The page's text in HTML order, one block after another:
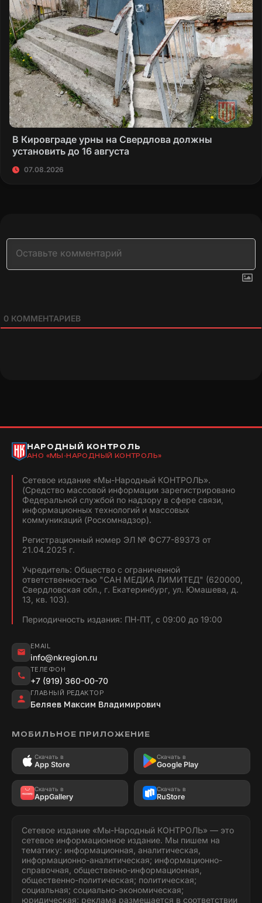
В Кировграде урны на Свердлова должны
установить до 16 августа
07.08.2026
0 КОММЕНТАРИЕВ
НАРОДНЫЙ КОНТРОЛЬ
АНО «МЫ-НАРОДНЫЙ КОНТРОЛЬ»
Сетевое издание «Мы-Народный КОНТРОЛЬ».
(Средство массовой информации зарегистрировано
Федеральной службой по надзору в сфере связи,
информационных технологий и массовых
коммуникаций (Роскомнадзор).
Регистрационный номер ЭЛ № ФС77-89373 от
21.04.2025 г.
Учредитель: Общество с ограниченной
ответственностью "САН МЕДИА ЛИМИТЕД" (620000,
Свердловская обл., г. Екатеринбург, ул. Юмашева, д.
13, кв. 103).
Периодичность издания: ПН-ПТ, с 09:00 до 19:00
EMAIL
info@nkregion.ru
ТЕЛЕФОН
+7 (919) 360-00-70
ГЛАВНЫЙ РЕДАКТОР
Беляев Максим Владимирович
МОБИЛЬНОЕ ПРИЛОЖЕНИЕ
Скачать в
App Store
Скачать в
Google Play
Скачать в
AppGallery
Скачать в
RuStore
Сетевое издание «Мы-Народный КОНТРОЛЬ» — это
сетевое информационное издание. Мы пишем на
тематику: информационная, аналитическая,
информационно-аналитическая; информационно-
справочная, общественно-информационная,
общественно-политическая; политическая;
социальная; социально-экономическая;
юридическая; реклама размещается в соответствии